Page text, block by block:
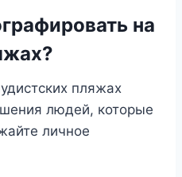
на
пляжах
людей, которые
личное